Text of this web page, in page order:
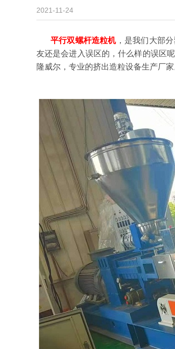
2021-11-24
平行双螺杆造粒机，是我们大部
友还是会进入误区的，什么样的误区
隆威尔，专业的挤出造粒设备生产厂家